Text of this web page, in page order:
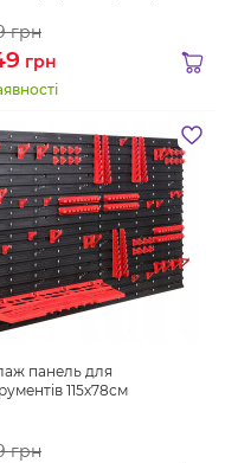
грн
грн
панель для
115х78см
грн